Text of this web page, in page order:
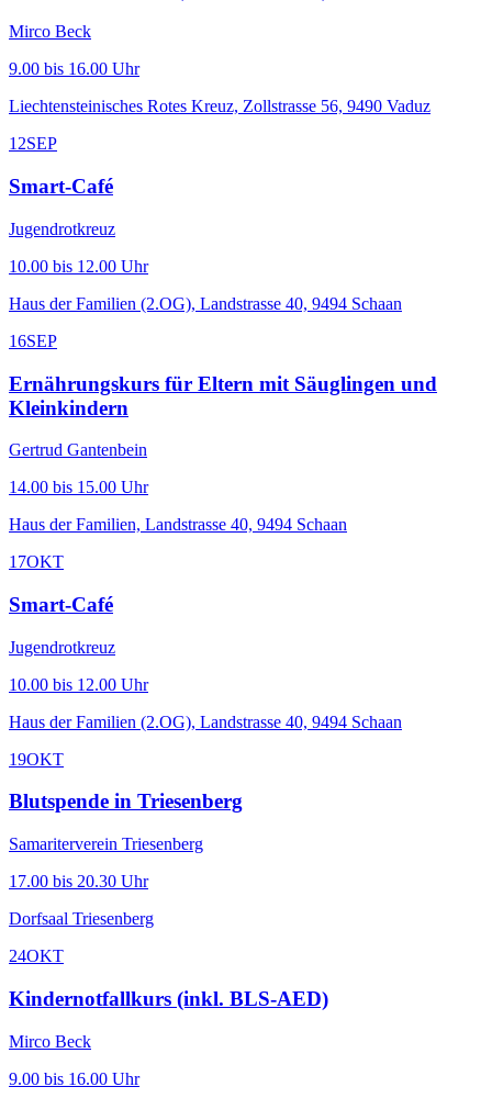
Mirco Beck
9.00 bis 16.00 Uhr
Liechtensteinisches Rotes Kreuz, Zollstrasse 56, 9490 Vaduz
12SEP
Smart-Café
Jugendrotkreuz
10.00 bis 12.00 Uhr
Haus der Familien (2.OG), Landstrasse 40, 9494 Schaan
16SEP
Ernährungskurs für Eltern mit Säuglingen und
Kleinkindern
Gertrud Gantenbein
14.00 bis 15.00 Uhr
Haus der Familien, Landstrasse 40, 9494 Schaan
17OKT
Smart-Café
Jugendrotkreuz
10.00 bis 12.00 Uhr
Haus der Familien (2.OG), Landstrasse 40, 9494 Schaan
19OKT
Blutspende in Triesenberg
Samariterverein Triesenberg
17.00 bis 20.30 Uhr
Dorfsaal Triesenberg
24OKT
Kindernotfallkurs (inkl. BLS-AED)
Mirco Beck
9.00 bis 16.00 Uhr